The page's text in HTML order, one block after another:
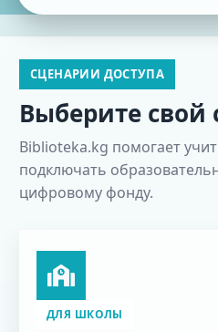
СЦЕНАРИИ ДОСТУПА
Выберите свой
Biblioteka.kg помогает
подключать
цифровому фонду.
ДЛЯ ШКОЛЫ